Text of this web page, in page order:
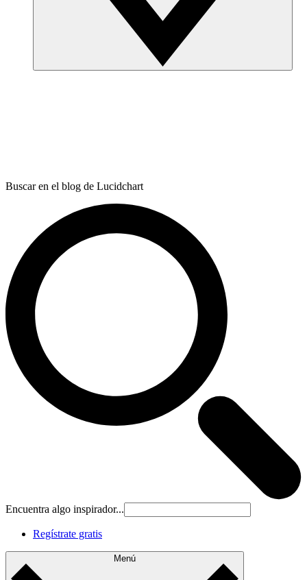
Buscar en el blog de Lucidchart
Encuentra algo inspirador...
Regístrate gratis
Menú